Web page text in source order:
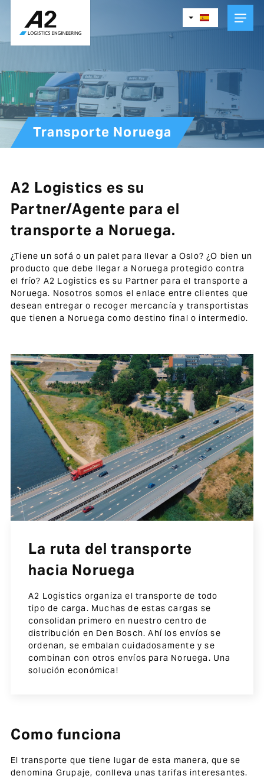
main
content
Transporte Noruega
A2 Logistics es su
Partner/Agente para el
transporte a Noruega.
¿Tiene un sofá o un palet para llevar a Oslo? ¿O bien un
producto que debe llegar a Noruega protegido contra
el frío? A2 Logistics es su Partner para el transporte a
Noruega. Nosotros somos el enlace entre clientes que
desean entregar o recoger mercancía y transportistas
que tienen a Noruega como destino final o intermedio.
La ruta del transporte
hacia Noruega
A2 Logistics organiza el transporte de todo
tipo de carga. Muchas de estas cargas se
consolidan primero en nuestro centro de
distribución en Den Bosch. Ahí los envíos se
ordenan, se embalan cuidadosamente y se
combinan con otros envíos para Noruega. Una
solución económica!
Como funciona
El transporte que tiene lugar de esta manera, que se
denomina Grupaje, conlleva unas tarifas interesantes.